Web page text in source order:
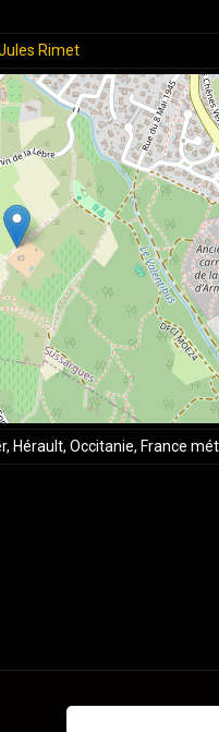
Rimet
Hérault, Occitanie, France